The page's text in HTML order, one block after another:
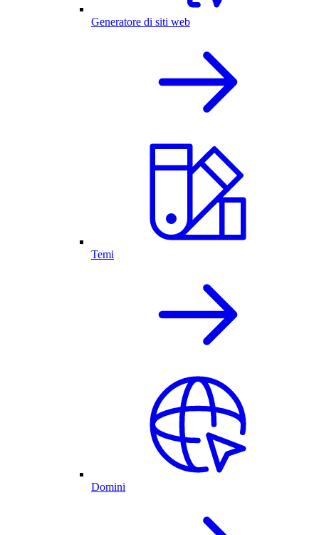
Generatore di siti web
Temi
Domini